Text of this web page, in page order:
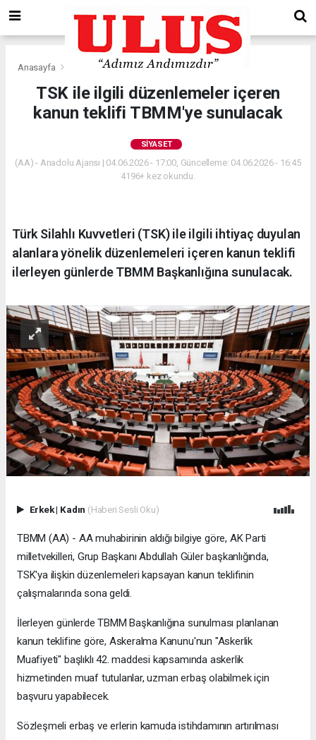
Anasayfa
TSK ile ilgili düzenlemeler içeren
kanun teklifi TBMM'ye sunulacak
SIYASET
(AA) - Anadolu Ajansı | 04.06.2026 - 17:00, Güncelleme: 04.06.2026 - 16:45
4196+ kez okundu.
Türk Silahlı Kuvvetleri (TSK) ile ilgili ihtiyaç duyulan
alanlara yönelik düzenlemeleri içeren kanun teklifi
ilerleyen günlerde TBMM Başkanlığına sunulacak.
Erkek| Kadın (Haberi Sesli Oku)
TBMM (AA) - AA muhabirinin aldığı bilgiye göre, AK Parti
milletvekilleri, Grup Başkanı Abdullah Güler başkanlığında,
TSK'ya ilişkin düzenlemeleri kapsayan kanun teklifinin
çalışmalarında sona geldi.
İlerleyen günlerde TBMM Başkanlığına sunulması planlanan
kanun teklifine göre, Askeralma Kanunu'nun "Askerlik
Muafiyeti" başlıklı 42. maddesi kapsamında askerlik
hizmetinden muaf tutulanlar, uzman erbaş olabilmek için
başvuru yapabilecek.
Sözleşmeli erbaş ve erlerin kamuda istihdamının artırılması